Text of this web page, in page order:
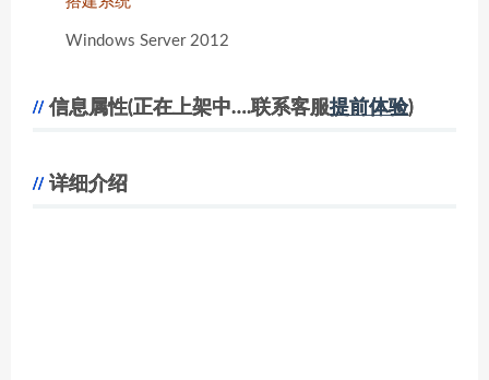
Windows Server 2012
信息属性(正在上架中….联系客服提前体验)
详细介绍